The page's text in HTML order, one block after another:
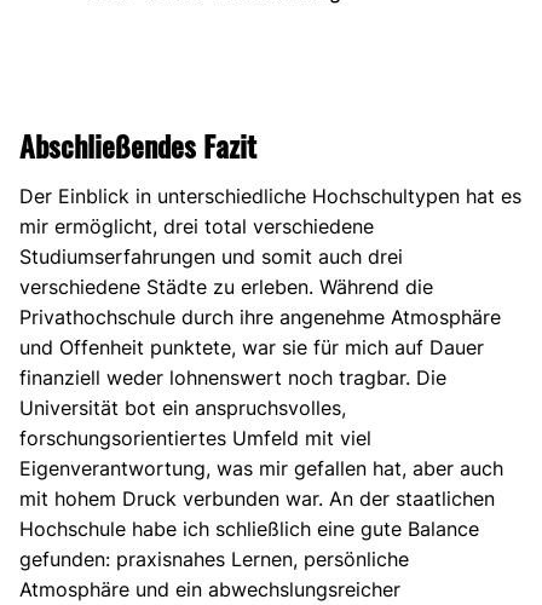
Abschließendes Fazit
Der Einblick in unterschiedliche Hochschultypen hat es
mir ermöglicht, drei total verschiedene
Studiumserfahrungen und somit auch drei
verschiedene Städte zu erleben. Während die
Privathochschule durch ihre angenehme Atmosphäre
und Offenheit punktete, war sie für mich auf Dauer
finanziell weder lohnenswert noch tragbar. Die
Universität bot ein anspruchsvolles,
forschungsorientiertes Umfeld mit viel
Eigenverantwortung, was mir gefallen hat, aber auch
mit hohem Druck verbunden war. An der staatlichen
Hochschule habe ich schließlich eine gute Balance
gefunden: praxisnahes Lernen, persönliche
Atmosphäre und ein abwechslungsreicher